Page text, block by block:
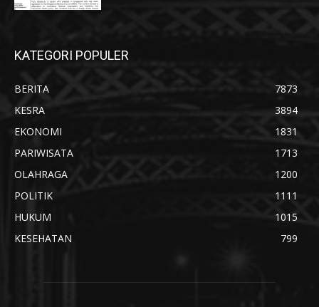
KATEGORI POPULER
BERITA
7873
KESRA
3894
EKONOMI
1831
PARIWISATA
1713
OLAHRAGA
1200
POLITIK
1111
HUKUM
1015
KESEHATAN
799